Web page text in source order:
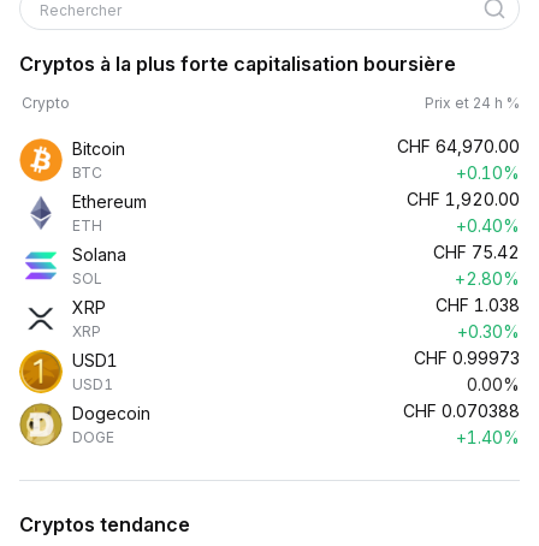
Rechercher
Cryptos à la plus forte capitalisation boursière
Crypto Prix et 24 h %
Bitcoin
BTC
CHF 64,970.00
+0.10%
Ethereum
ETH
CHF 1,920.00
+0.40%
Solana
SOL
CHF 75.42
+2.80%
XRP
XRP
CHF 1.038
+0.30%
USD1
USD1
CHF 0.99973
0.00%
Dogecoin
DOGE
CHF 0.070388
+1.40%
Cryptos tendance